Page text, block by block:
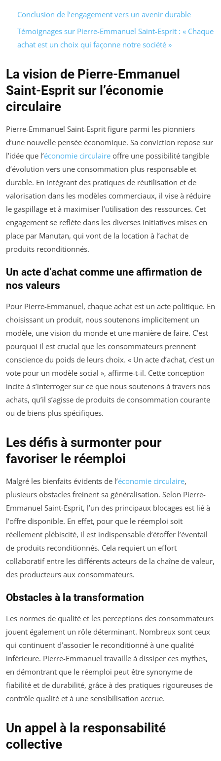
Conclusion de l’engagement vers un avenir durable
Témoignages sur Pierre-Emmanuel Saint-Esprit : « Chaque
achat est un choix qui façonne notre société »
La vision de Pierre-Emmanuel
Saint-Esprit sur l’économie
circulaire
Pierre-Emmanuel Saint-Esprit figure parmi les pionniers
d’une nouvelle pensée économique. Sa conviction repose sur
l’idée que l’économie circulaire offre une possibilité tangible
d’évolution vers une consommation plus responsable et
durable. En intégrant des pratiques de réutilisation et de
valorisation dans les modèles commerciaux, il vise à réduire
le gaspillage et à maximiser l’utilisation des ressources. Cet
engagement se reflète dans les diverses initiatives mises en
place par Manutan, qui vont de la location à l’achat de
produits reconditionnés.
Un acte d’achat comme une affirmation de
nos valeurs
Pour Pierre-Emmanuel, chaque achat est un acte politique. En
choisissant un produit, nous soutenons implicitement un
modèle, une vision du monde et une manière de faire. C’est
pourquoi il est crucial que les consommateurs prennent
conscience du poids de leurs choix. « Un acte d’achat, c’est un
vote pour un modèle social », affirme-t-il. Cette conception
incite à s’interroger sur ce que nous soutenons à travers nos
achats, qu’il s’agisse de produits de consommation courante
ou de biens plus spécifiques.
Les défis à surmonter pour
favoriser le réemploi
Malgré les bienfaits évidents de l’économie circulaire,
plusieurs obstacles freinent sa généralisation. Selon Pierre-
Emmanuel Saint-Esprit, l’un des principaux blocages est lié à
l’offre disponible. En effet, pour que le réemploi soit
réellement plébiscité, il est indispensable d’étoffer l’éventail
de produits reconditionnés. Cela requiert un effort
collaboratif entre les différents acteurs de la chaîne de valeur,
des producteurs aux consommateurs.
Obstacles à la transformation
Les normes de qualité et les perceptions des consommateurs
jouent également un rôle déterminant. Nombreux sont ceux
qui continuent d’associer le reconditionné à une qualité
inférieure. Pierre-Emmanuel travaille à dissiper ces mythes,
en démontrant que le réemploi peut être synonyme de
fiabilité et de durabilité, grâce à des pratiques rigoureuses de
contrôle qualité et à une sensibilisation accrue.
Un appel à la responsabilité
collective